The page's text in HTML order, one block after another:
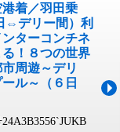
港着／羽田乗
⇔デリー間）利
ターコンチネ
！８つの世界
周遊～デリ
ル～（６日